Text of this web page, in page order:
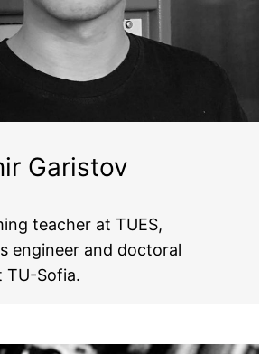
Garistov
teacher at TUES,
engineer and doctoral
TU-Sofia.